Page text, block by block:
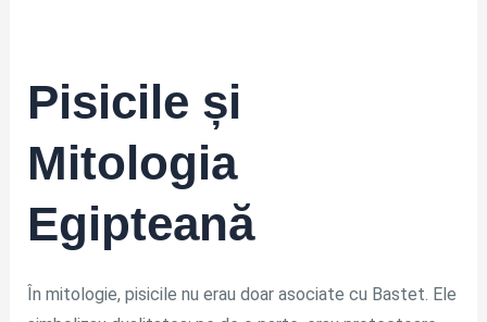
Pisicile și
Mitologia
Egipteană
În mitologie, pisicile nu erau doar asociate cu Bastet. Ele